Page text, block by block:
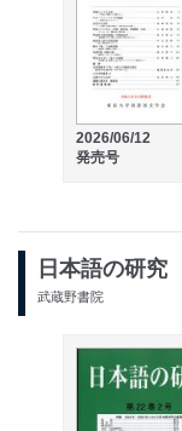
2026/06/12
発売号
日本語の研究
武蔵野書院